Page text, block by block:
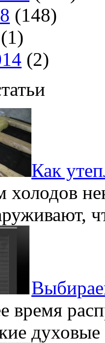
(148)
(1)
(2)
Как
время